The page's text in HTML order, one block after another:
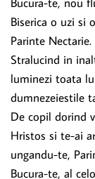
Bucura-te, nou
Biserica o uzi si
Parinte Nectarie.
Stralucind in
luminezi toata
dumnezeiestile
De copil dorind
Hristos si te-ai
ungandu-te,
Bucura-te, al